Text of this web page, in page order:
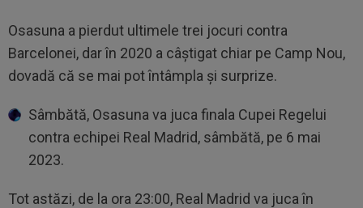
Osasuna a pierdut ultimele trei jocuri contra
Barcelonei, dar în 2020 a câștigat chiar pe Camp Nou,
dovadă că se mai pot întâmpla și surprize.
Sâmbătă, Osasuna va juca finala Cupei Regelui
contra echipei Real Madrid, sâmbătă, pe 6 mai
2023.
Tot astăzi, de la ora 23:00, Real Madrid va juca în